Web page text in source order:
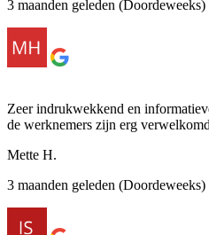
3 maanden geleden (Doordeweeks)
Zeer indrukwekkend en
de werknemers zijn erg
Mette H.
3 maanden geleden (Doordeweeks)